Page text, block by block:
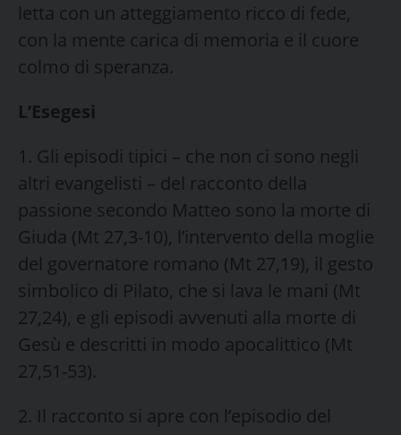
letta con un atteggiamento ricco di fede,
con la mente carica di memoria e il cuore
colmo di speranza.
L’Esegesi
1. Gli episodi tipici – che non ci sono negli
altri evangelisti – del racconto della
passione secondo Matteo sono la morte di
Giuda (Mt 27,3-10), l’intervento della moglie
del governatore romano (Mt 27,19), il gesto
simbolico di Pilato, che si lava le mani (Mt
27,24), e gli episodi avvenuti alla morte di
Gesù e descritti in modo apocalittico (Mt
27,51-53).
2. Il racconto si apre con l’episodio del